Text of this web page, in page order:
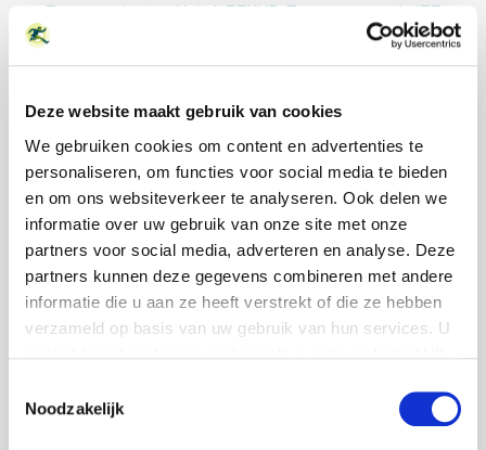
Deze website maakt gebruik van cookies
We gebruiken cookies om content en advertenties te
personaliseren, om functies voor social media te bieden
en om ons websiteverkeer te analyseren. Ook delen we
informatie over uw gebruik van onze site met onze
partners voor social media, adverteren en analyse. Deze
partners kunnen deze gegevens combineren met andere
informatie die u aan ze heeft verstrekt of die ze hebben
verzameld op basis van uw gebruik van hun services. U
Noodzakelijk
Zorgverzekering, Univé, ZEKUR, Zorgzaam en de IZZ
Zorgverzekering door VGZ zijn onderdeel van coöperatie
VGZ. De Vitafy Leefstijlcheck wordt in de meeste gevallen